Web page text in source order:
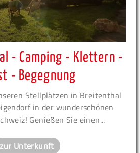
- Camping - Klettern -
- Begegnung
Stellplätzen in Breitenthal
in der wunderschönen
Genießen Sie einen...
zur Unterkunft